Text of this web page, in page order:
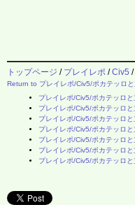
トップページ / プレイレポ /Civ5 /
Return to プレイレポ/Civ5/ポカテッロ
プレイレポ/Civ5/ポカテッロと
プレイレポ/Civ5/ポカテッロ
プレイレポ/Civ5/ポカテッロ
プレイレポ/Civ5/ポカテッロ
プレイレポ/Civ5/ポカテッロ
プレイレポ/Civ5/ポカテッロ
プレイレポ/Civ5/ポカテッロ